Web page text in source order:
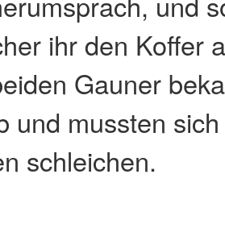
ihr den Koffer
Gauner
und mussten
schleichen.